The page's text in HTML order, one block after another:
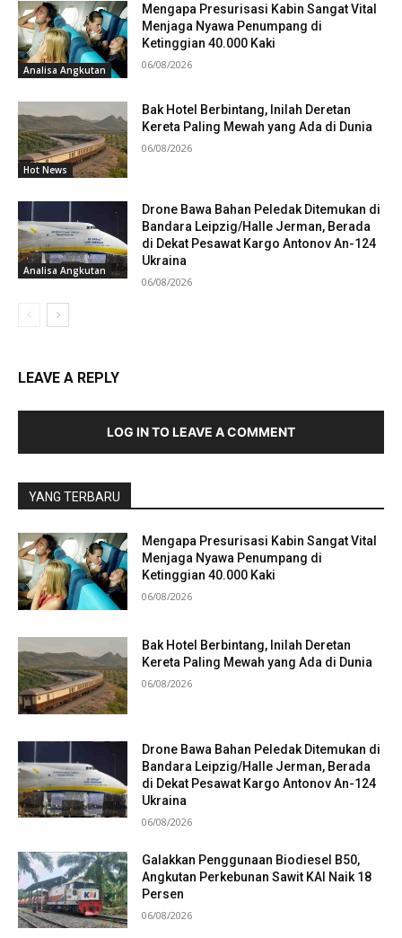
Analisa Angkutan
Mengapa Presurisasi Kabin Sangat Vital
Menjaga Nyawa Penumpang di
Ketinggian 40.000 Kaki
06/08/2026
Hot News
Bak Hotel Berbintang, Inilah Deretan
Kereta Paling Mewah yang Ada di Dunia
06/08/2026
Analisa Angkutan
Drone Bawa Bahan Peledak Ditemukan di
Bandara Leipzig/Halle Jerman, Berada
di Dekat Pesawat Kargo Antonov An-124
Ukraina
06/08/2026
LEAVE A REPLY
LOG IN TO LEAVE A COMMENT
YANG TERBARU
Mengapa Presurisasi Kabin Sangat Vital
Menjaga Nyawa Penumpang di
Ketinggian 40.000 Kaki
06/08/2026
Bak Hotel Berbintang, Inilah Deretan
Kereta Paling Mewah yang Ada di Dunia
06/08/2026
Drone Bawa Bahan Peledak Ditemukan di
Bandara Leipzig/Halle Jerman, Berada
di Dekat Pesawat Kargo Antonov An-124
Ukraina
06/08/2026
Galakkan Penggunaan Biodiesel B50,
Angkutan Perkebunan Sawit KAI Naik 18
Persen
06/08/2026